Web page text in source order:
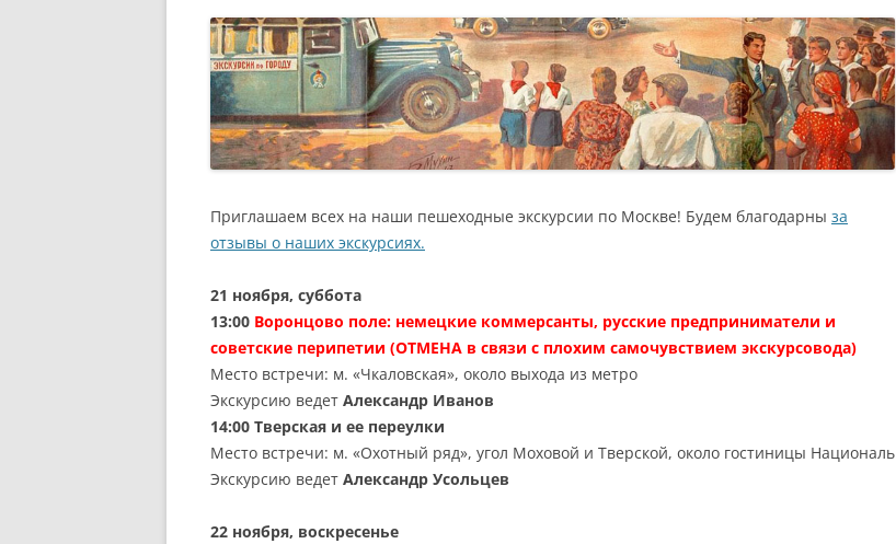
Приглашаем всех на наши пешеходные экскурсии по Москве! Будем благодарны за
отзывы о наших экскурсиях.
21 ноября, суббота
13:00 Воронцово поле: немецкие коммерсанты, русские предприниматели и
советские перипетии (ОТМЕНА в связи с плохим самочувствием экскурсовода)
Место встречи: м. «Чкаловская», около выхода из метро
Экскурсию ведет Александр Иванов
14:00 Тверская и ее переулки
Место встречи: м. «Охотный ряд», угол Моховой и Тверской, около гостиницы Националь
Экскурсию ведет Александр Усольцев
22 ноября, воскресенье